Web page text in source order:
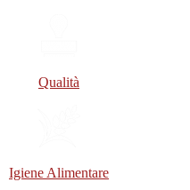
Qualità
Igiene Alimentare